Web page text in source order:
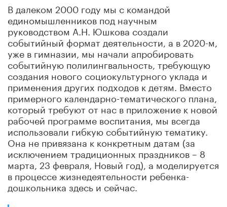
В далеком 2000 году мы с командой
единомышленников под научным
руководством А.Н. Юшкова создали
событийный формат деятельности, а в 2020-м,
уже в гимназии, мы начали апробировать
событийную полилингвальность, требующую
создания нового социокультурного уклада и
применения других подходов к детям. Вместо
примерного календарно-тематического плана,
который требуют от нас в приложение к новой
рабочей программе воспитания, мы всегда
использовали гибкую событийную тематику.
Она не привязана к конкретным датам (за
исключением традиционных праздников – 8
марта, 23 февраля, Новый год), а моделируется
в процессе жизнедеятельности ребенка-
дошкольника здесь и сейчас.